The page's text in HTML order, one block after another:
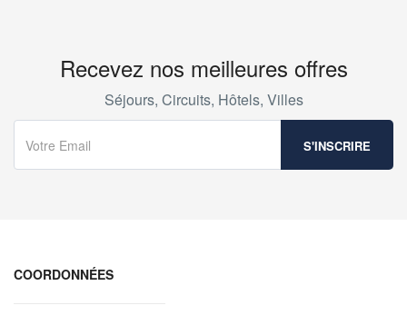
Recevez nos meilleures offres
Séjours, Circuits, Hôtels, Villes
COORDONNÉES